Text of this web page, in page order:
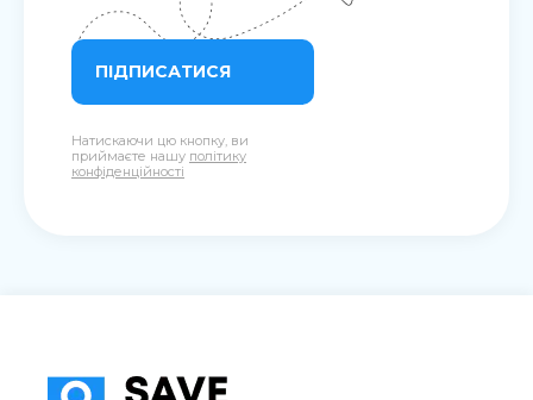
ПІДПИСАТИСЯ
Натискаючи цю кнопку, ви
приймаєте нашу політику
конфіденційності